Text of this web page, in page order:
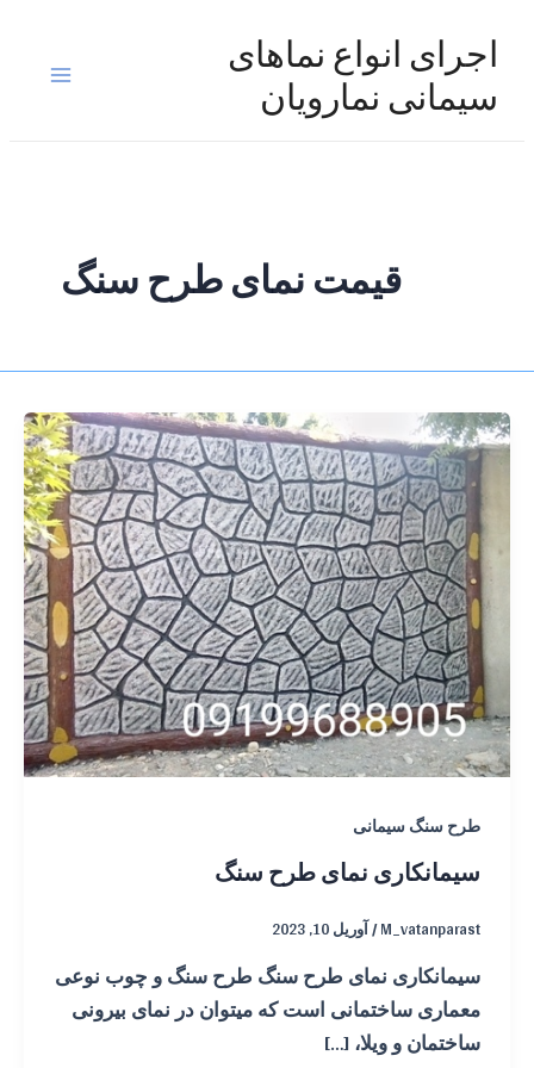
اجرای انواع نماهای
سیمانی نمارویان
Main
قیمت نمای طرح سنگ
طرح سنگ سیمانی
سیمانکاری نمای طرح سنگ
M_vatanparast
/آوریل 10, 2023
سیمانکاری نمای طرح سنگ طرح سنگ و چوب نوعی
معماری ساختمانی است که میتوان در نمای بیرونی
ساختمان و ویلا، […]